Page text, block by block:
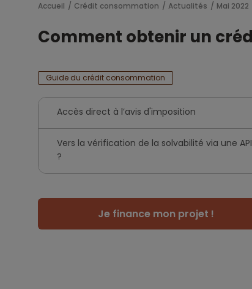
Accueil Crédit consommation Actualités Mai 2022
Comment obtenir un
Guide du crédit consommation
Accès direct à l’avis d'imposition
Vers la vérification de la solvabilité via une API
?
Je finance mon projet !